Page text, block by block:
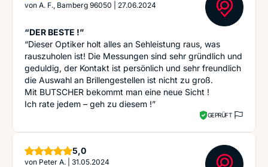
von A. F., Bamberg 96050 27.06.2024
“DER BESTE !”
“Dieser Optiker holt alles an Sehleistung raus, was
rauszuholen ist! Die Messungen sind sehr gründlich und
geduldig, der Kontakt ist persönlich und sehr freundlich
die Auswahl an Brillengestellen ist nicht zu groß.
Mit BUTSCHER bekommt man eine neue Sicht !
Ich rate jedem – geh zu diesem !”
GEPRÜFT
5,0Sterne
von Peter A. 31.05.2024